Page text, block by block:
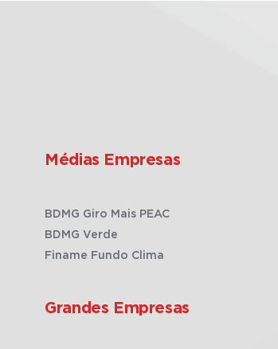
Médias Empresas
BDMG Giro Mais PEAC
BDMG Verde
Finame Fundo Clima
Grandes Empresas